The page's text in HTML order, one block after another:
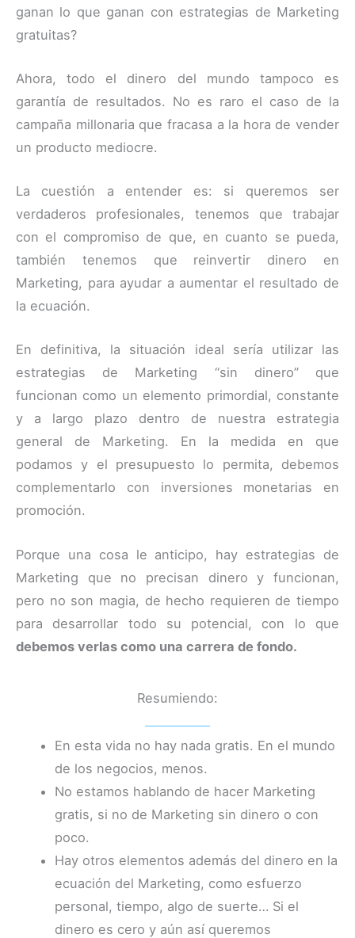
ganan lo que ganan con estrategias de Marketing
gratuitas?
Ahora, todo el dinero del mundo tampoco es
garantía de resultados. No es raro el caso de la
campaña millonaria que fracasa a la hora de vender
un producto mediocre.
La cuestión a entender es: si queremos ser
verdaderos profesionales, tenemos que trabajar
con el compromiso de que, en cuanto se pueda,
también tenemos que reinvertir dinero en
Marketing, para ayudar a aumentar el resultado de
la ecuación.
En definitiva, la situación ideal sería utilizar las
estrategias de Marketing “sin dinero” que
funcionan como un elemento primordial, constante
y a largo plazo dentro de nuestra estrategia
general de Marketing. En la medida en que
podamos y el presupuesto lo permita, debemos
complementarlo con inversiones monetarias en
promoción.
Porque una cosa le anticipo, hay estrategias de
Marketing que no precisan dinero y funcionan,
pero no son magia, de hecho requieren de tiempo
para desarrollar todo su potencial, con lo que
debemos verlas como una carrera de fondo.
Resumiendo:
En esta vida no hay nada gratis. En el mundo
de los negocios, menos.
No estamos hablando de hacer Marketing
gratis, si no de Marketing sin dinero o con
poco.
Hay otros elementos además del dinero en la
ecuación del Marketing, como esfuerzo
personal, tiempo, algo de suerte… Si el
dinero es cero y aún así queremos